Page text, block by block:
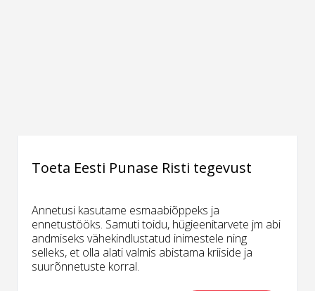
Toeta Eesti Punase Risti tegevust
Annetusi kasutame esmaabiõppeks ja
ennetustööks. Samuti toidu, hügieenitarvete jm abi
andmiseks vähekindlustatud inimestele ning
selleks, et olla alati valmis abistama kriiside ja
suurõnnetuste korral.